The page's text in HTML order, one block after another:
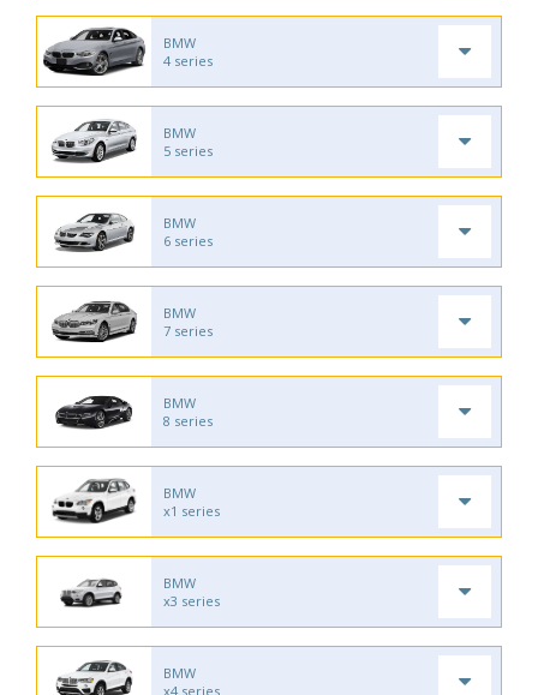
BMW
4 series
BMW
5 series
BMW
6 series
BMW
7 series
BMW
8 series
BMW
x1 series
BMW
x3 series
BMW
x4 series